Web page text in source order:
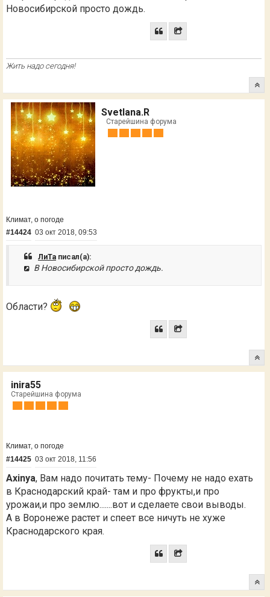
Новосибирской просто дождь.
Жить надо сегодня!
Svetlana.R
Старейшина форума
Климат, о погоде
#14424 03 окт 2018, 09:53
ЛиТа писал(а):
В Новосибирской просто дождь.
Области?
inira55
Старейшина форума
Климат, о погоде
#14425 03 окт 2018, 11:56
Axinya, Вам надо почитать тему- Почему не надо ехать
в Краснодарский край- там и про фрукты,и про
урожаи,и про землю.......вот и сделаете свои выводы.
А в Воронеже растет и спеет все ничуть не хуже
Краснодарского края.